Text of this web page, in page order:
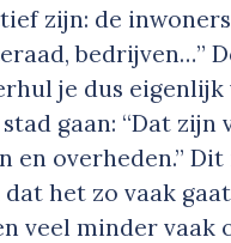
zijn: de
bedrijven…”
je dus
gaan: “Dat zijn
overheden.”
het zo vaak
veel minder vaak